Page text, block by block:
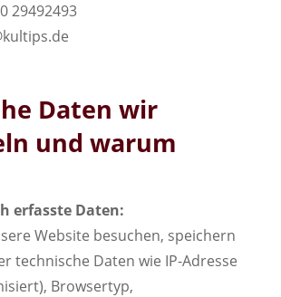
29492493
Daten wir
und warum
erfasste Daten:
Website besuchen, speichern
technische Daten wie IP-Adresse
Browsertyp,